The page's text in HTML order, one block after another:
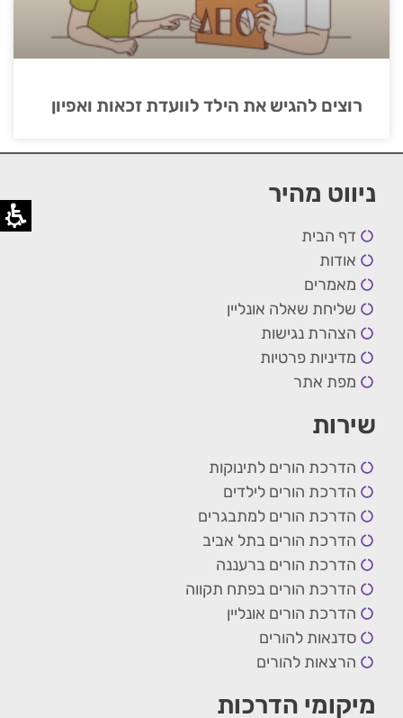
רוצים להגיש את הילד לוועדת זכאות ואפיון
ניווט מהיר
דף הבית
אודות
מאמרים
שליחת שאלה אונליין
הצהרת נגישות
מדיניות פרטיות
מפת אתר
שירות
הדרכת הורים לתינוקות
הדרכת הורים לילדים
הדרכת הורים למתבגרים
הדרכת הורים בתל אביב
הדרכת הורים ברעננה
הדרכת הורים בפתח תקווה
הדרכת הורים אונליין
סדנאות להורים
הרצאות להורים
מיקומי הדרכות